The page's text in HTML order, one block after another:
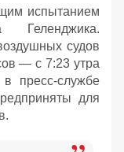
испытанием
Геленджика.
судов
— с 7:23 утра
пресс-службе
для